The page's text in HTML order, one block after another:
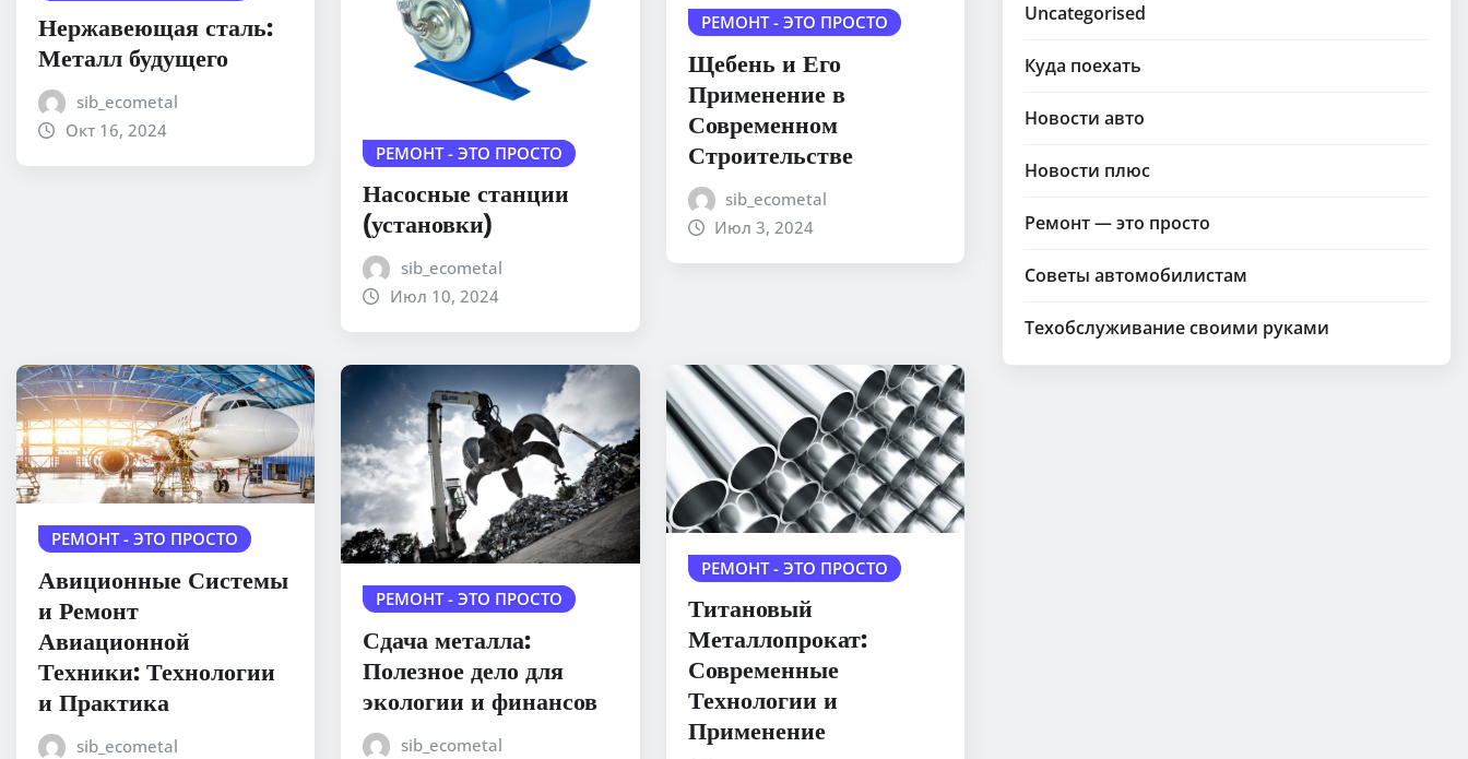
Нержавеющая сталь:
Металл будущего
sib_ecometal
Окт 16, 2024
РЕМОНТ - ЭТО ПРОСТО
Насосные станции
(установки)
sib_ecometal
Июл 10, 2024
РЕМОНТ - ЭТО ПРОСТО
Щебень и Его
Применение в
Современном
Строительстве
sib_ecometal
Июл 3, 2024
РЕМОНТ - ЭТО ПРОСТО
Авиционные Системы
и Ремонт
Авиационной
Техники: Технологии
и Практика
sib_ecometal
РЕМОНТ - ЭТО ПРОСТО
Сдача металла:
Полезное дело для
экологии и финансов
sib_ecometal
РЕМОНТ - ЭТО ПРОСТО
Титановый
Металлопрокат:
Современные
Технологии и
Применение
Uncategorised
Куда поехать
Новости авто
Новости плюс
Ремонт — это просто
Советы автомобилистам
Техобслуживание своими руками